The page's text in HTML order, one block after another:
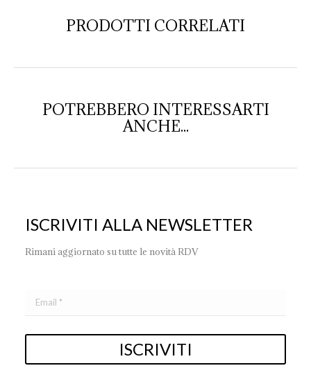
PRODOTTI CORRELATI
POTREBBERO INTERESSARTI
ANCHE...
ISCRIVITI ALLA NEWSLETTER
Rimani aggiornato su tutte le novità RDV